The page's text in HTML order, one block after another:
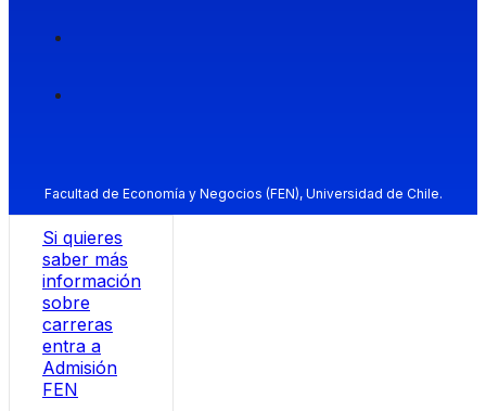
Facultad de Economía y Negocios (FEN), Universidad de Chile.
Si quieres
saber más
información
sobre
carreras
entra a
Admisión
FEN